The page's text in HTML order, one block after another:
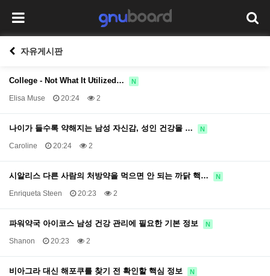
자유게시판
College - Not What It Utilized… N
Elisa Muse 20:24 2
나이가 들수록 약해지는 남성 자신감, 성인 건강몰 … N
Caroline 20:24 2
시알리스 다른 사람의 처방약을 먹으면 안 되는 까닭 핵… N
Enriqueta Steen 20:23 2
파워약국 아이코스 남성 건강 관리에 필요한 기본 정보 N
Shanon 20:23 2
비아그라 대신 해포쿠를 찾기 전 확인할 핵심 정보 N